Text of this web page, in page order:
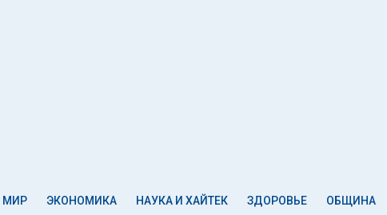
МИР ЭКОНОМИКА НАУКА И ХАЙТЕК ЗДОРОВЬЕ ОБЩИНА